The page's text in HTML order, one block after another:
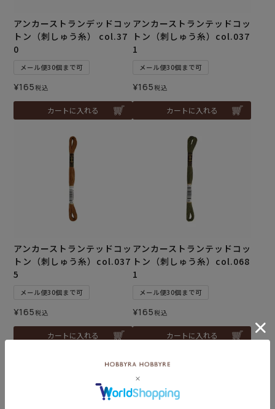
アンカーストランデッドコッ
トン（刺しゅう糸） col.37
0
メール便30個まで可
¥165税込
カートに入れる
アンカーストランテッドコッ
トン（刺しゅう糸）col.037
1
メール便30個まで可
¥165税込
カートに入れる
アンカーストランテッドコッ
トン（刺しゅう糸）col.037
5
メール便30個まで可
¥165税込
カートに入れる
アンカーストランテッドコッ
トン（刺しゅう糸）col.068
1
メール便30個まで可
¥165税込
カートに入れる